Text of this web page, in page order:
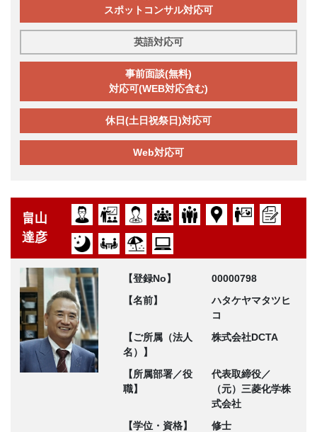
スポットコンサル対応可
英語対応可
事前面談(無料)
対応可(WEB対応含む)
休日(土日祝祭日)対応可
Web対応可
畠山
達彦
【登録No】
00000798
【名前】
ハタケヤマタツヒ
コ
【ご所属（法人
名）】
株式会社DCTA
【所属部署／役
職】
代表取締役／
（元）三菱化学株
式会社
【学位・資格】
修士